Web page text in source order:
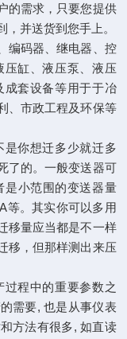
的需求，只要您提供
并送货到您手上。
编码器、继电器、控
压缸、液压泵、液压
成套设备等用于于冶
、市政工程及环保等
你想迁多少就迁多
了的。一般变送器可
是小范围的变送器量
等。其实你可以多用
移量应当都是不一样
移，但那样测出来压
程中的重要参数之
需要, 也是从事仪表
方法有很多, 如直读